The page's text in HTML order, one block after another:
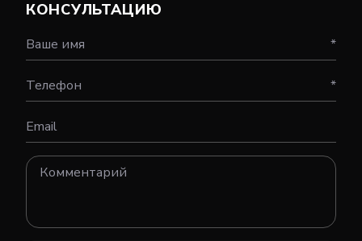
КОНСУЛЬТАЦИЮ
Ваше имя *
Телефон *
Email